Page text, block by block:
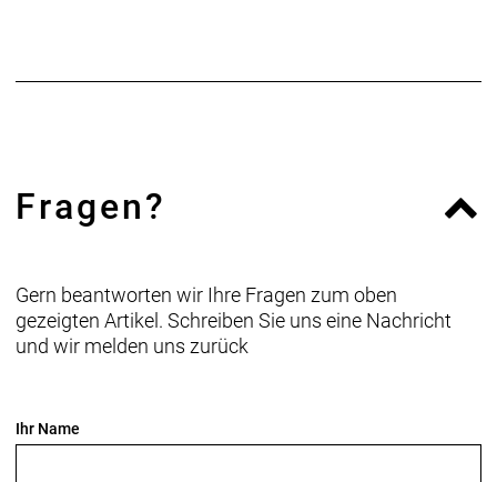
Fragen?
Gern beantworten wir Ihre Fragen zum oben
gezeigten Artikel. Schreiben Sie uns eine Nachricht
und wir melden uns zurück
Ihr Name